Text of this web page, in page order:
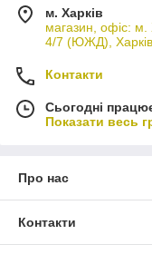
м. Харків
магазин, офіс: м.
4/7 (ЮЖД),
Контакти
Сьогодні
Показати весь
Про нас
Контакти